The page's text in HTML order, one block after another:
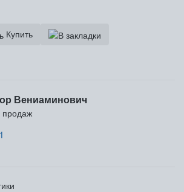
Купить
Вениаминович
продаж